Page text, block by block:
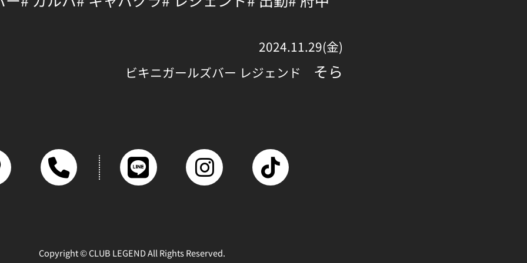
2024.11.29(金)
ビキニガールズバー レジェンド
そら
Copyright © CLUB LEGEND All Rights Reserved.